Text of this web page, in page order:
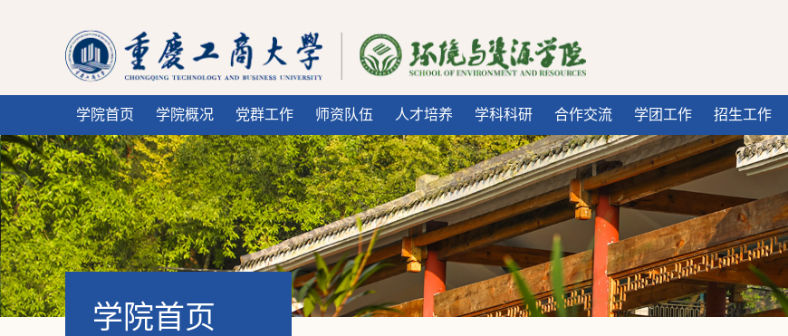
学院首页 学院概况 党群工作 师资队伍 人才培养 学科科研 合作交流 学团工作 招生工作
学院首页